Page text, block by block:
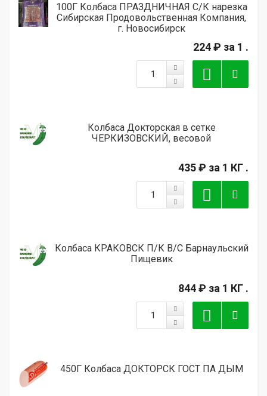
100Г Колбаса ПРАЗДНИЧНАЯ С/К нарезка
Сибирская Продовольственная Компания,
г. Новосибирск
224 ₽ за 1 .
Колбаса Докторская в сетке
ЧЕРКИЗОВСКИЙ, весовой
435 ₽ за 1 КГ .
Колбаса КРАКОВСК П/К В/С Барнаульский
Пищевик
844 ₽ за 1 КГ .
450Г Колбаса ДОКТОРСК ГОСТ ПА ДЫМ